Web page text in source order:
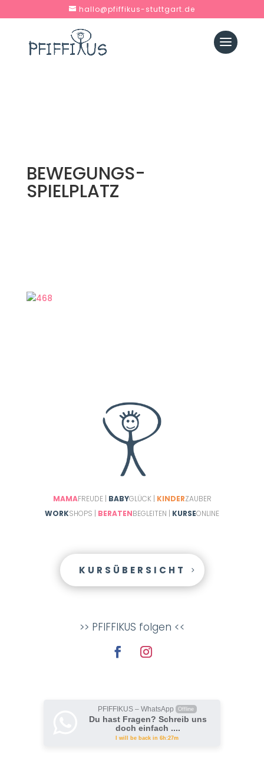
hallo@pfiffikus-stuttgart.de
BEWEGUNGS-
SPIELPLATZ
MAMAFREUDE | BABYGLÜCK | KINDERZAUBER
WORKSHOPS | BERATENBEGLEITEN | KURSEONLINE
KURSÜBERSICHT
>> PFIFFIKUS folgen <<
PFIFFIKUS – WhatsApp Offline
Du hast Fragen? Schreib uns
doch einfach ....
I will be back in 6h:27m